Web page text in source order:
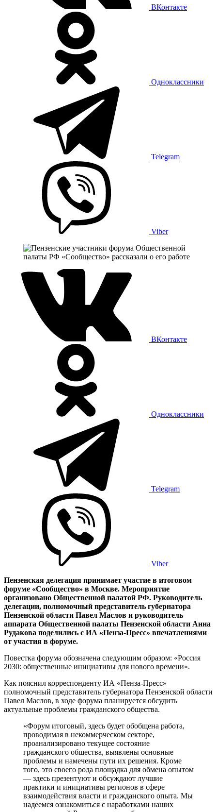
ВКонтакте
Одноклассники
Telegram
Viber
ВКонтакте
Одноклассники
Telegram
Viber
Пензенская делегация принимает участие в итоговом
форуме «Сообщество» в Москве. Мероприятие
организовано Общественной палатой РФ. Руководитель
делегации, полномочный представитель губернатора
Пензенской области Павел Маслов и руководитель
аппарата Общественной палаты Пензенской области Анна
Рудакова поделились с ИА «Пенза-Пресс» впечатлениями
от участия в форуме.
Повестка форума обозначена следующим образом: «Россия
2030: общественные инициативы для нового времени».
Как пояснил корреспонденту ИА «Пенза-Пресс»
полномочный представитель губернатора Пензенской области
Павел Маслов, в ходе форума планируется обсудить
актуальные проблемы гражданского общества.
«Форум итоговый, здесь будет обобщена работа,
проводимая в некоммерческом секторе,
проанализировано текущее состояние
гражданского общества, выявлены основные
проблемы и намечены пути их решения. Кроме
того, это своего рода площадка для обмена опытом
— здесь презентуют и обсуждают лучшие
практики и инициативы регионов в сфере
взаимодействия власти и гражданского опыта. Мы
надеемся ознакомиться с наработками наших